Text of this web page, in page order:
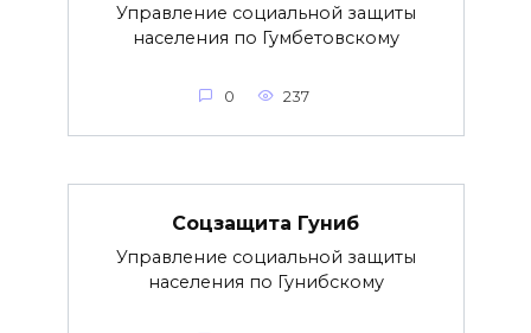
Управление социальной защиты
населения по Гумбетовскому
0 237
Соцзащита Гуниб
Управление социальной защиты
населения по Гунибскому